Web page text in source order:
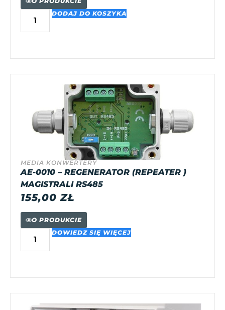
DODAJ DO KOSZYKA
MEDIA KONWERTERY
AE-0010 – REGENERATOR (REPEATER )
MAGISTRALI RS485
155,00ZŁ
O PRODUKCIE
DOWIEDZ SIĘ WIĘCEJ